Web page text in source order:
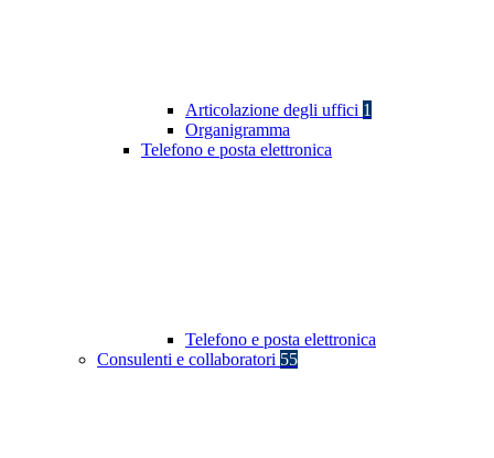
Articolazione degli uffici 1
Organigramma
Telefono e posta elettronica
Telefono e posta elettronica
Consulenti e collaboratori 55